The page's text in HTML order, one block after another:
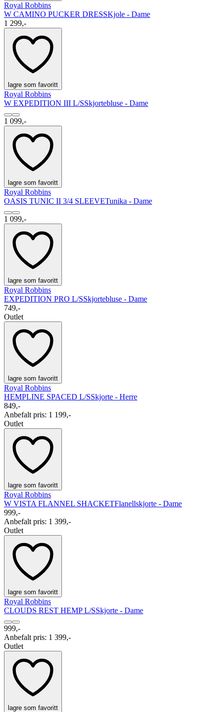
Royal Robbins
W CAMINO PUCKER DRESSKjole - Dame
1 299,-
lagre som favoritt
Royal Robbins
W EXPEDITION III L/SSkjortebluse - Dame
1 099,-
lagre som favoritt
Royal Robbins
OASIS TUNIC II 3/4 SLEEVETunika - Dame
1 099,-
lagre som favoritt
Royal Robbins
EXPEDITION PRO L/SSkjortebluse - Dame
749,-
Outlet
lagre som favoritt
Royal Robbins
HEMPLINE SPACED L/SSkjorte - Herre
849,-
Anbefalt pris: 1 199,-
Outlet
lagre som favoritt
Royal Robbins
W VISTA FLANNEL SHACKETFlanellskjorte - Dame
999,-
Anbefalt pris: 1 399,-
Outlet
lagre som favoritt
Royal Robbins
CLOUDS REST HEMP L/SSkjorte - Dame
999,-
Anbefalt pris: 1 399,-
Outlet
lagre som favoritt